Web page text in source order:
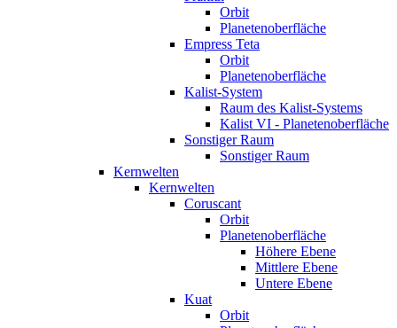
Orbit
Planetenoberfläche
Empress Teta
Orbit
Planetenoberfläche
Kalist-System
Raum des Kalist-Systems
Kalist VI - Planetenoberfläche
Sonstiger Raum
Sonstiger Raum
Kernwelten
Kernwelten
Coruscant
Orbit
Planetenoberfläche
Höhere Ebene
Mittlere Ebene
Untere Ebene
Kuat
Orbit